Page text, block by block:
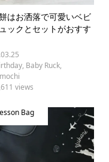
はお洒落で可愛いベビ
ックとセットがおすす
, Baby Ruck,
views
Bag